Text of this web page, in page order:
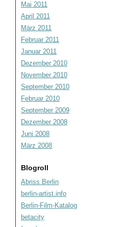
Mai 2011
April 2011
März 2011
Februar 2011
Januar 2011
Dezember 2010
November 2010
September 2010
Februar 2010
September 2009
Dezember 2008
Juni 2008
März 2008
Blogroll
Abriss Berlin
berlin-artist.info
Berlin-Film-Katalog
betacity